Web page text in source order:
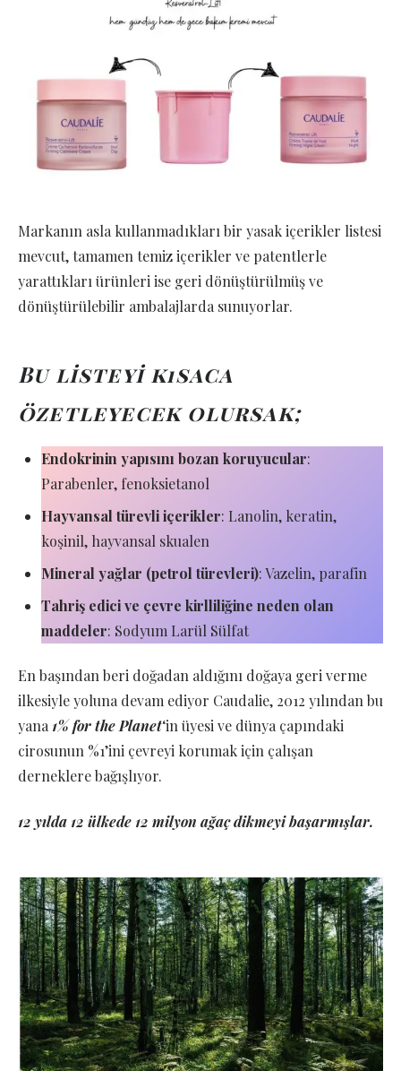
Markanın asla kullanmadıkları bir yasak içerikler listesi
mevcut, tamamen temiz içerikler ve patentlerle
yarattıkları ürünleri ise geri dönüştürülmüş ve
dönüştürülebilir ambalajlarda sunuyorlar.
Bu listeyi kısaca
özetleyecek olursak;
Endokrinin yapısını bozan koruyucular:
Parabenler, fenoksietanol
Hayvansal türevli içerikler: Lanolin, keratin,
koşinil, hayvansal skualen
Mineral yağlar (petrol türevleri): Vazelin, parafin
Tahriş edici ve çevre kirlliliğine neden olan
maddeler: Sodyum Larül Sülfat
En başından beri doğadan aldığını doğaya geri verme
ilkesiyle yoluna devam ediyor Caudalie, 2012 yılından bu
yana 1% for the Planet‘in üyesi ve dünya çapındaki
cirosunun %1’ini çevreyi korumak için çalışan
derneklere bağışlıyor.
12 yılda 12 ülkede 12 milyon ağaç dikmeyi başarmışlar.